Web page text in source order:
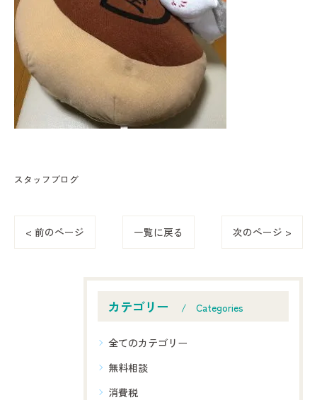
スタッフブログ
< 前のページ 一覧に戻る 次のページ >
カテゴリー Categories
全てのカテゴリー
無料相談
消費税